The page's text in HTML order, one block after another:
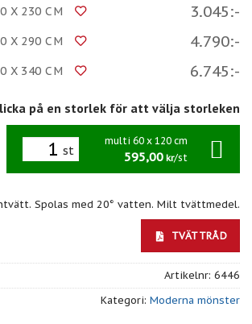
X 230 CM 3.045:-
X 290 CM 4.790:-
X 340 CM 6.745:-
på en storlek för att välja storleken
st
multi 60 x 120 cm
595,00 kr/st
Spolas med 20° vatten. Milt tvättmedel.
TVÄTTRÅD
Artikelnr: 6446
Kategori: Moderna mönster